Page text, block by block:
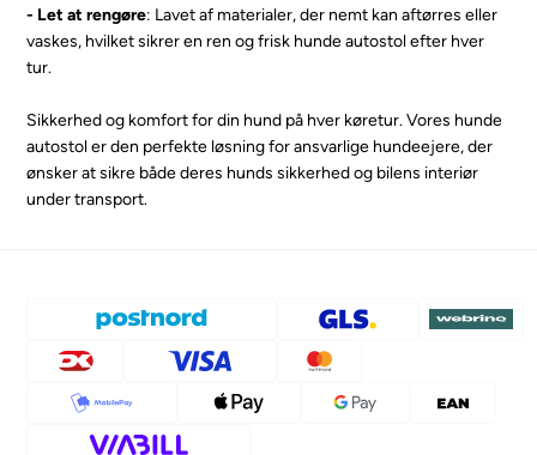
- Let at rengøre: Lavet af materialer, der nemt kan aftørres eller
vaskes, hvilket sikrer en ren og frisk hunde autostol efter hver
tur.
Sikkerhed og komfort for din hund på hver køretur. Vores hunde
autostol er den perfekte løsning for ansvarlige hundeejere, der
ønsker at sikre både deres hunds sikkerhed og bilens interiør
under transport.